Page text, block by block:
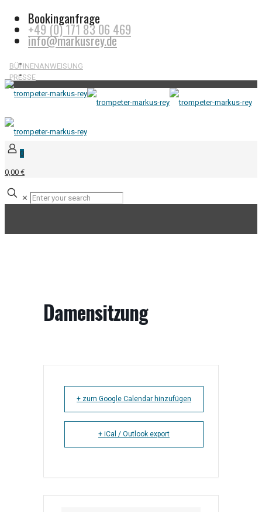
Bookinganfrage
+49 (0) 171 83 06 469
info@markusrey.de
BÜHNENANWEISUNG
PRESSE
0
0,00 €
✕
Damensitzung
+ zum Google Calendar hinzufügen
+ iCal / Outlook export